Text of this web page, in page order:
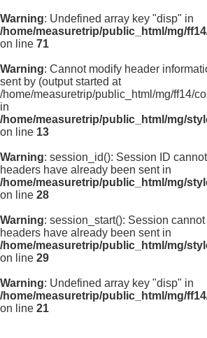
Warning: Undefined array key "disp" in
/home/measuretrip/public_html/mg/
on line 71
Warning: Cannot modify header
sent by (output started at
/home/measuretrip/public_html/mg/ff14/
in
/home/measuretrip/public_html/mg/
on line 13
Warning: session_id(): Session ID
headers have already been sent in
/home/measuretrip/public_html/mg/
on line 28
Warning: session_start(): Session
headers have already been sent in
/home/measuretrip/public_html/mg/
on line 29
Warning: Undefined array key "disp" in
/home/measuretrip/public_html/mg/
on line 21